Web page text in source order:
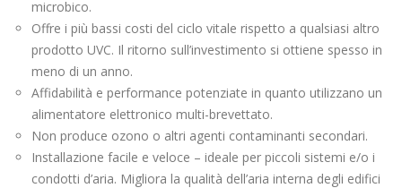
microbico.
Offre i più bassi costi del ciclo vitale rispetto a qualsiasi altro
prodotto UVC. Il ritorno sull’investimento si ottiene spesso in
meno di un anno.
Affidabilità e performance potenziate in quanto utilizzano un
alimentatore elettronico multi-brevettato.
Non produce ozono o altri agenti contaminanti secondari.
Installazione facile e veloce – ideale per piccoli sistemi e/o i
condotti d’aria. Migliora la qualità dell’aria interna degli edifici